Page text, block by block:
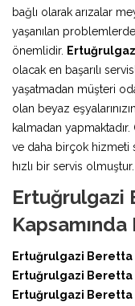
bağlı olarak arızalar
yaşanılan
önemlidir.
olacak en başarılı
yaşatmadan müşteri
olan beyaz
kalmadan
ve daha birçok hizmeti
hızlı bir servis olmuştur.
Ertuğrulgazi
Ertuğrulgazi Beretta
Ertuğrulgazi Beretta
Ertuğrulgazi Beretta